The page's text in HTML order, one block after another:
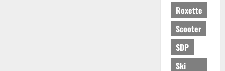
Roxette
Scooter
SDP
Ski